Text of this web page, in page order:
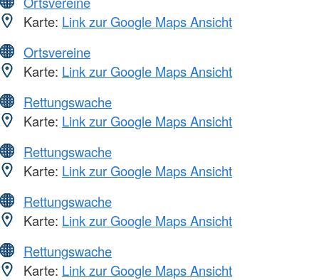
Karte: Link zur Google Maps Ansicht
Ortsvereine
Karte: Link zur Google Maps Ansicht
Rettungswache
Karte: Link zur Google Maps Ansicht
Rettungswache
Karte: Link zur Google Maps Ansicht
Rettungswache
Karte: Link zur Google Maps Ansicht
Rettungswache
Karte: Link zur Google Maps Ansicht